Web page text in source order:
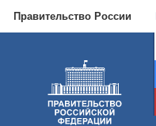
Правительство России